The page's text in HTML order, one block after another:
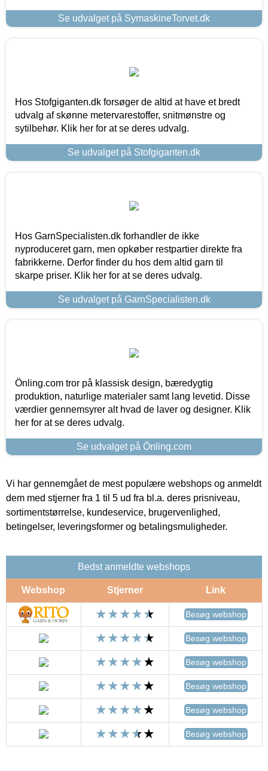
Se udvalget på SymaskineTorvet.dk
Hos Stofgiganten.dk forsøger de altid at have et bredt
udvalg af skønne metervarestoffer, snitmønstre og
sytilbehør. Klik her for at se deres udvalg.
Se udvalget på Stofgiganten.dk
Hos GarnSpecialisten.dk forhandler de ikke
nyproduceret garn, men opkøber restpartier direkte fra
fabrikkerne. Derfor finder du hos dem altid garn til
skarpe priser. Klik her for at se deres udvalg.
Se udvalget på GarnSpecialisten.dk
Önling.com tror på klassisk design, bæredygtig
produktion, naturlige materialer samt lang levetid. Disse
værdier gennemsyrer alt hvad de laver og designer. Klik
her for at se deres udvalg.
Se udvalget på Önling.com
Vi har gennemgået de mest populære webshops og anmeldt
dem med stjerner fra 1 til 5 ud fra bl.a. deres prisniveau,
sortimentstørrelse, kundeservice, brugervenlighed,
betingelser, leveringsformer og betalingsmuligheder.
Bedst anmeldte webshops
Webshop Stjerner Link
Besøg webshop
Besøg webshop
Besøg webshop
Besøg webshop
Besøg webshop
Besøg webshop